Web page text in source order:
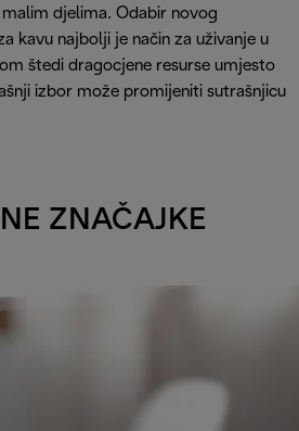
djelima. Odabir novog
kavu najbolji je način za uživanje u
štedi dragocjene resurse umjesto
izbor može promijeniti sutrašnjicu
ZNAČAJKE